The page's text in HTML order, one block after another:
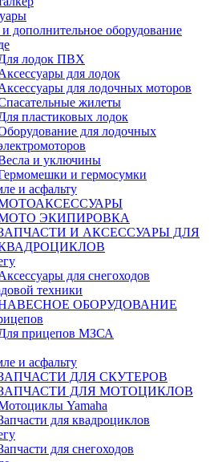
дополнительное оборудование
лодок ПВХ
для лодок
для лодочных моторов
жилеты
пластиковых лодок
для лодочных
и уключины
и гермосумки
и асфальту
ЭКИПИРОВКА
И АКСЕССУАРЫ ДЛЯ
для снегоходов
техники
ОБОРУДОВАНИЕ
прицепов МЗСА
и асфальту
ДЛЯ СКУТЕРОВ
ДЛЯ МОТОЦИКЛОВ
Yamaha
для квадроциклов
для снегоходов